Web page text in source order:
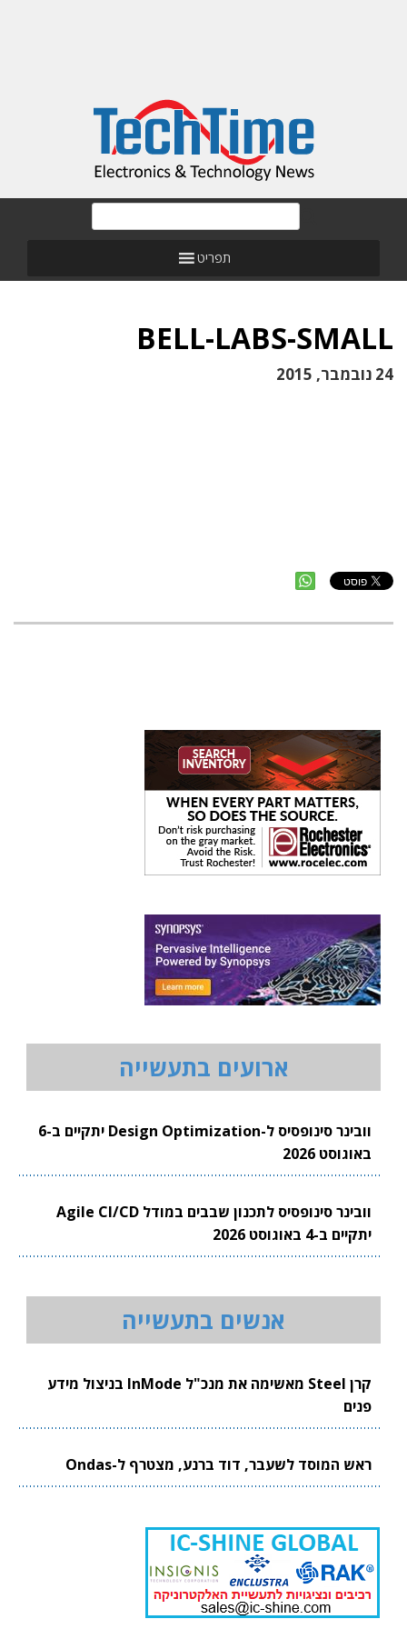
תפריט
BELL-LABS-SMALL
24 נובמבר, 2015
ארועים בתעשייה
וובינר סינופסיס ל-Design Optimization יתקיים ב-6
באוגוסט 2026
וובינר סינופסיס לתכנון שבבים במודל Agile CI/CD
יתקיים ב-4 באוגוסט 2026
אנשים בתעשייה
קרן Steel מאשימה את מנכ"ל InMode בניצול מידע
פנים
ראש המוסד לשעבר, דוד ברנע, מצטרף ל-Ondas